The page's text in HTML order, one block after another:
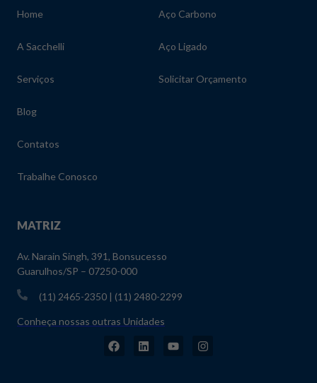
Home
A Sacchelli
Serviços
Blog
Contatos
Trabalhe Conosco
Aço Carbono
Aço Ligado
Solicitar Orçamento
MATRIZ
Av. Narain Singh, 391, Bonsucesso
Guarulhos/SP – 07250-000
(11) 2465-2350 | (11) 2480-2299
Conheça nossas outras Unidades